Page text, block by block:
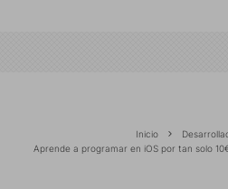
Inicio
Aprende a programar en iOS por tan solo